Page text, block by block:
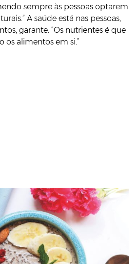
sempre às pessoas optarem
A saúde está nas pessoas,
garante. “Os nutrientes é que
os alimentos em si.”